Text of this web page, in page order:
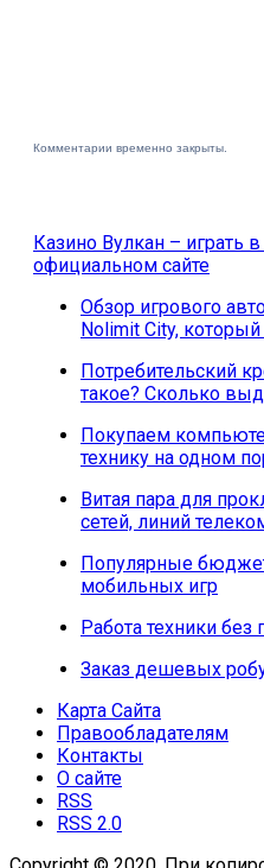
Комментарии временно закрыты.
Казино Вулкан – играть
официальном сайте
Обзор игрового
Nolimit City,
Потребительский
такое? Сколько
Покупаем
технику на одном
Витая пара для
сетей, линий
Популярные
мобильных игр
Работа техники без
Заказ дешевых
Карта Сайта
Правообладателям
Контакты
О сайте
RSS
RSS 2.0